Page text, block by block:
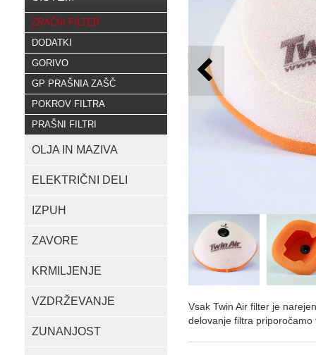
ZRAČNI FILTER
DODATKI
GORIVO
GP PRAŠNIA ZAŠČ
POKROV FILTRA
PRAŠNI FILTRI
OLJA IN MAZIVA
ELEKTRIČNI DELI
IZPUH
ZAVORE
KRMILJENJE
VZDRŽEVANJE
ZUNANJOST
Vsak Twin Air filter je
delovanje filtra priporočamo